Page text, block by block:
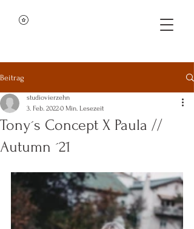
Beitrag
Tony´s Concept X Paula //
Autumn ´21
studiovierzehn
3. Feb. 20220 Min. Lesezeit